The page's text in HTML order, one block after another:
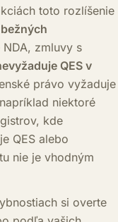
toto rozlíšenie
zmluvy s
QES v
právo vyžaduje
niektoré
kde
QES alebo
nie je vhodným
si overte